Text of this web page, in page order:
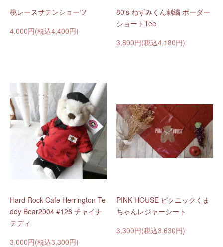
桃レースサテンショーツ
4,000円(税込4,400円)
80's ねずみくん刺繍 ボーダー
ショートTee
3,800円(税込4,180円)
Hard Rock Cafe Herrington Te
ddy Bear2004 #126 チャイナ
テディ
3,000円(税込3,300円)
PINK HOUSE ピクニックくま
ちゃんレジャーシート
3,300円(税込3,630円)